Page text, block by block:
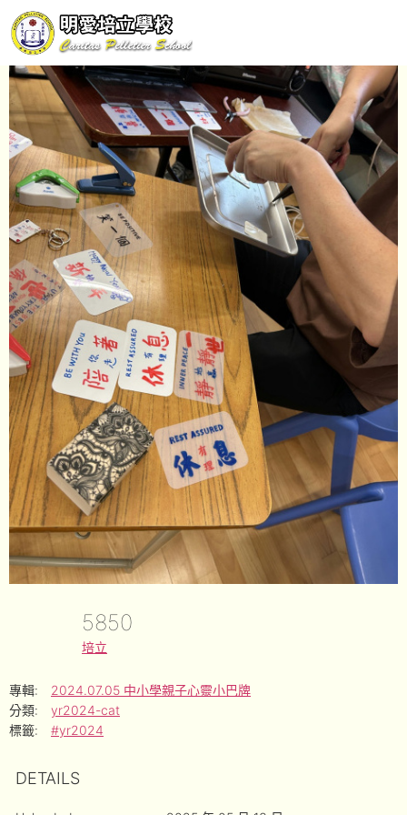
5850
培立
專輯:
2024.07.05 中小學親子心靈小巴牌
分類:
yr2024-cat
標籤:
#yr2024
DETAILS